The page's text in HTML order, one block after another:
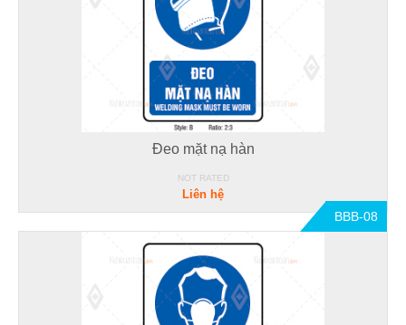
Đeo mặt nạ hàn
NOT RATED
Liên hệ
BBB-08